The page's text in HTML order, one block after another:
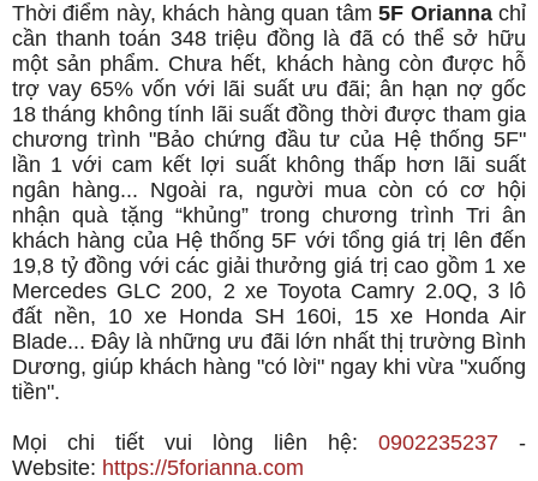
Thời điểm này, khách hàng quan tâm5F Oriannachỉ
cần thanh toán 348 triệu đồng là đã có thể sở hữu
một sản phẩm. Chưa hết, khách hàng còn được hỗ
trợ vay 65% vốn với lãi suất ưu đãi; ân hạn nợ gốc
18 tháng không tính lãi suất đồng thời được tham gia
chương trình "Bảo chứng đầu tư của Hệ thống 5F"
lần 1 với cam kết lợi suất không thấp hơn lãi suất
ngân hàng... Ngoài ra, người mua còn có cơ hội
nhận quà tặng “khủng” trong chương trình Tri ân
khách hàng của Hệ thống 5F với tổng giá trị lên đến
19,8 tỷ đồng với các giải thưởng giá trị cao gồm 1 xe
Mercedes GLC 200, 2 xe Toyota Camry 2.0Q, 3 lô
đất nền, 10 xe Honda SH 160i, 15 xe Honda Air
Blade... Đây là những ưu đãi lớn nhất thị trường Bình
Dương, giúp khách hàng "có lời" ngay khi vừa "xuống
tiền".
Mọi chi tiết vui lòng liên hệ: 0902235237 -
Website: https://5forianna.com